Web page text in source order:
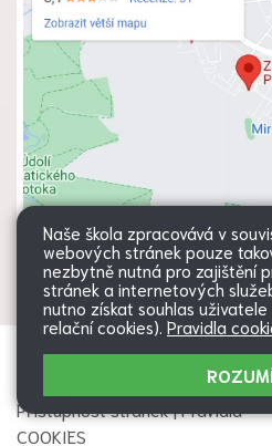
Všechna práva vyhrazena.
|Přihlásit
Přístupnost stránek|Pravidla
COOKIES
Naše škola zpracovává v
webových stránek pouze
nezbytně nutná pro zajištění
stránek a internetových
nutno získat souhlas
relační cookies). Pravidla